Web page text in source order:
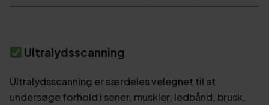
Ultralydsscanning
Ultralydsscanning er særdeles velegnet til at
undersøge forhold i sener, muskler, ledbånd, brusk,